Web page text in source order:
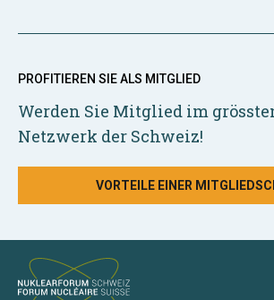
PROFITIEREN SIE ALS MITGLIED
Werden Sie Mitglied im
Netzwerk der Schweiz!
VORTEILE EINER